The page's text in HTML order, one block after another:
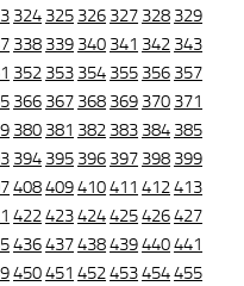
324 325 326 327 328 329
338 339 340 341 342 343
352 353 354 355 356 357
366 367 368 369 370 371
380 381 382 383 384 385
394 395 396 397 398 399
408409410411 412413
422423424425426427
436437438439440441
450451 452453454455